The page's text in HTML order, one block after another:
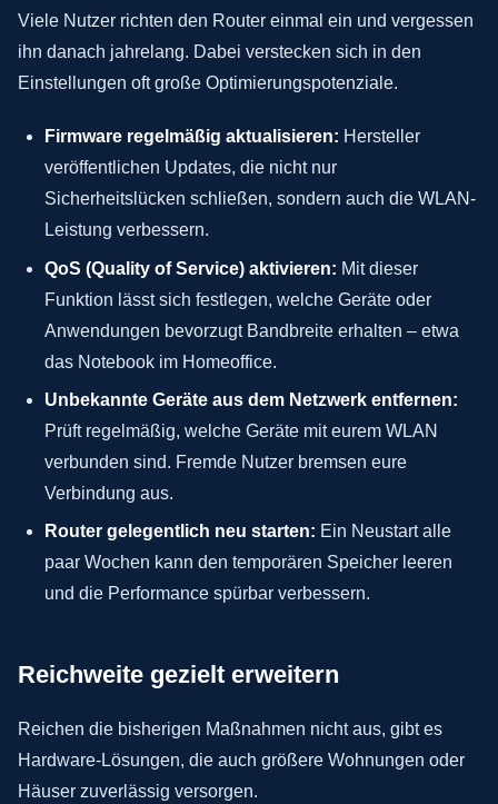
Viele Nutzer richten den Router einmal ein und vergessen
ihn danach jahrelang. Dabei verstecken sich in den
Einstellungen oft große Optimierungspotenziale.
Firmware regelmäßig aktualisieren: Hersteller
veröffentlichen Updates, die nicht nur
Sicherheitslücken schließen, sondern auch die WLAN-
Leistung verbessern.
QoS (Quality of Service) aktivieren: Mit dieser
Funktion lässt sich festlegen, welche Geräte oder
Anwendungen bevorzugt Bandbreite erhalten – etwa
das Notebook im Homeoffice.
Unbekannte Geräte aus dem Netzwerk entfernen:
Prüft regelmäßig, welche Geräte mit eurem WLAN
verbunden sind. Fremde Nutzer bremsen eure
Verbindung aus.
Router gelegentlich neu starten: Ein Neustart alle
paar Wochen kann den temporären Speicher leeren
und die Performance spürbar verbessern.
Reichweite gezielt erweitern
Reichen die bisherigen Maßnahmen nicht aus, gibt es
Hardware-Lösungen, die auch größere Wohnungen oder
Häuser zuverlässig versorgen.